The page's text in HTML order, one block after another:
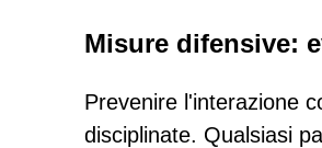
Misure difensive:
Prevenire l'interazione
disciplinate. Qualsiasi